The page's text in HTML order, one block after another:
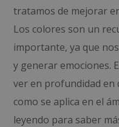
tratamos de mejorar
Los colores son un
importante, ya que
y generar emociones.
ver en profundidad en
como se aplica en el
leyendo para saber